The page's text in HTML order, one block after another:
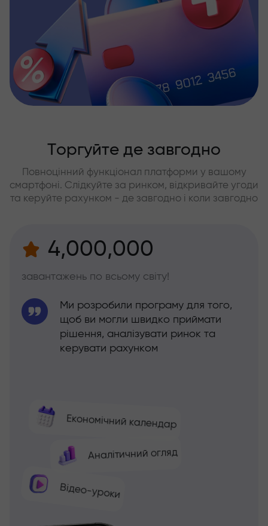
Торгуйте де завгодно
Повноцінний функціонал платформи у вашому
смартфоні. Слідкуйте за ринком, відкривайте угоди
та керуйте рахунком - де завгодно і коли завгодно
4,000,000
завантажень по всьому світу!
Економічний календар
Аналітичний огляд
Відео-уроки
Ми розробили програму для того,
щоб ви могли швидко приймати
рішення, аналізувати ринок та
керувати рахунком